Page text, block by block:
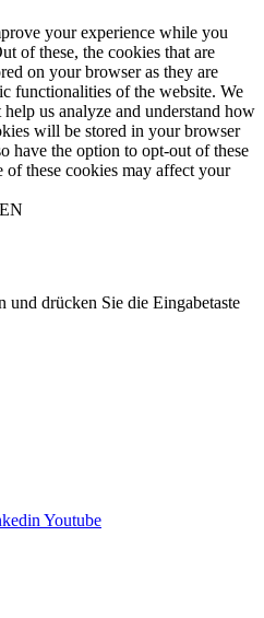
your experience while you
of these, the cookies that are
on your browser as they are
functionalities of the website. We
us analyze and understand how
will be stored in your browser
have the option to opt-out of these
these cookies may affect your
und drücken Sie die Eingabetaste
Youtube